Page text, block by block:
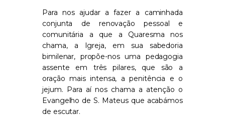
Para nos ajudar a fazer a caminhada
conjunta de renovação pessoal e
comunitária a que a Quaresma nos
chama, a Igreja, em sua sabedoria
bimilenar, propõe-nos uma pedagogia
assente em três pilares, que são a
oração mais intensa, a penitência e o
jejum. Para aí nos chama a atenção o
Evangelho de S. Mateus que acabámos
de escutar.